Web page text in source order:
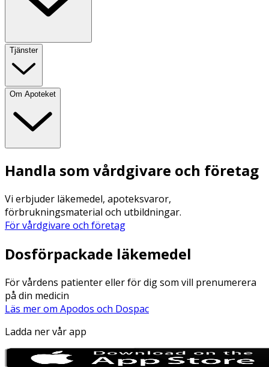
Tjänster
Om Apoteket
Handla som vårdgivare och företag
Vi erbjuder läkemedel, apoteksvaror,
förbrukningsmaterial och utbildningar.
För vårdgivare och företag
Dosförpackade läkemedel
För vårdens patienter eller för dig som vill prenumerera
på din medicin
Läs mer om Apodos och Dospac
Ladda ner vår app